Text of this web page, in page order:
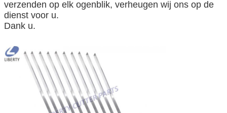
verzenden op elk ogenblik, verheugen wij ons op de
dienst voor u.
Dank u.